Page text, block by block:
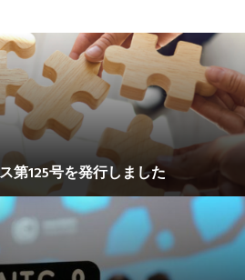
第125号を発行しました